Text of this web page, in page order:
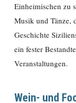
Einheimischen zu
Musik und Tänze,
Geschichte
ein fester
Veranstaltungen.
Wein- und